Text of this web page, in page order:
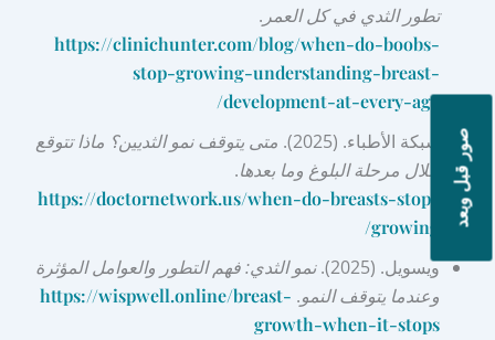
تطور الثدي في كل العمر .
https://clinichunter.com/blog/when-do-boobs-
stop-growing-understanding-breast-
development-at-every-age/
شبكة الأطباء. (2025).
متى يتوقف نمو الثديين؟ ماذا تتوقع
خلال مرحلة البلوغ وما بعدها.
https://doctornetwork.us/when-do-breasts-stop-
growing/
ويسويل. (2025).
نمو الثدي: فهم التطور والعوامل المؤثرة
وعندما يتوقف النمو.
https://wispwell.online/breast-
growth-when-it-stops
صور قبل وبعد